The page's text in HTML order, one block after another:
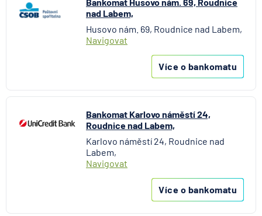
MONETA Money Bank
Oberbank AG
Raiffeisenbank
nad Labem,
Husovo nám. 69, Roudnice nad Labem,
Navigovat
Více o bankomatu
Bankomat Karlovo náměstí 24,
Roudnice nad Labem,
Karlovo náměstí 24, Roudnice nad
Labem,
Navigovat
Více o bankomatu